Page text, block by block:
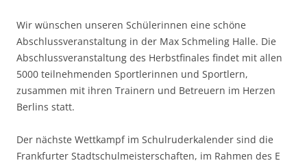
Wir wünschen unseren Schülerinnen eine schöne
Abschlussveranstaltung in der Max Schmeling Halle. Die
Abschlussveranstaltung des Herbstfinales findet mit allen
5000 teilnehmenden Sportlerinnen und Sportlern,
zusammen mit ihren Trainern und Betreuern im Herzen
Berlins statt.
Der nächste Wettkampf im Schulruderkalender sind die
Frankfurter Stadtschulmeisterschaften, im Rahmen des E